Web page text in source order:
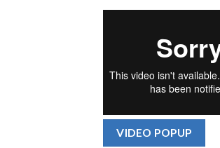
VIDEO POPUP